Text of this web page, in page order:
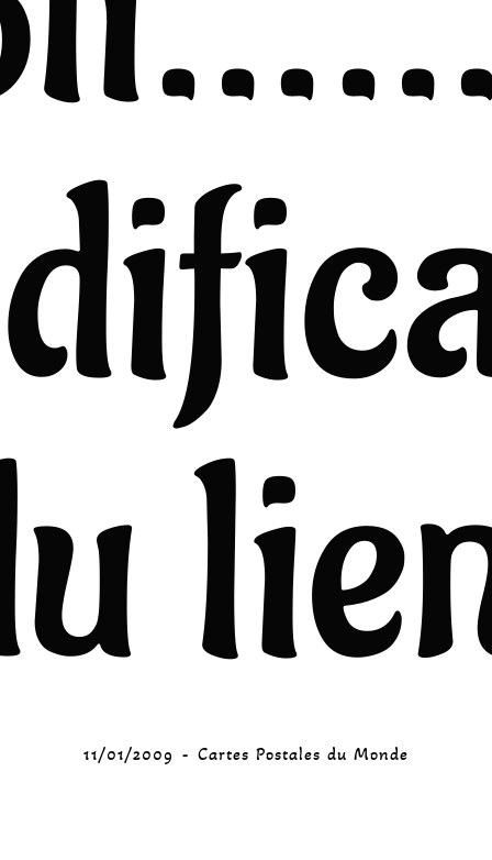
11/01/2009 Cartes Postales du Monde